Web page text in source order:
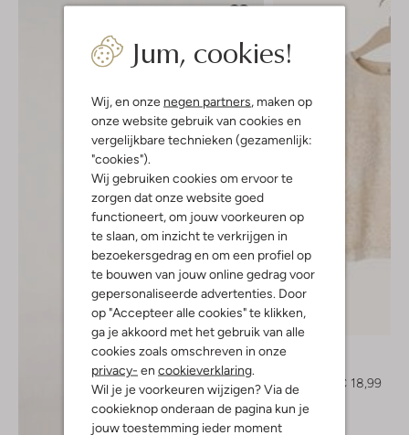
Jum, cookies!
Wij, en onze negen partners , maken op
onze website gebruik van cookies en
vergelijkbare technieken (gezamenlijk:
"cookies").
Wij gebruiken cookies om ervoor te
zorgen dat onze website goed
functioneert, om jouw voorkeuren op
te slaan, om inzicht te verkrijgen in
bezoekersgedrag en om een profiel op
te bouwen van jouw online gedrag voor
gepersonaliseerde advertenties. Door
op "Accepteer alle cookies" te klikken,
ga je akkoord met het gebruik van alle
cookies zoals omschreven in onze
privacy- en cookieverklaring
Wil je je voorkeuren wijzigen? Via de
cookieknop onderaan de pagina kun je
jouw toestemming ieder moment
Ontdek de look
-50%
€ 37,99
€ 18,99